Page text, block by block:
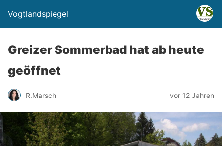
Vogtlandspiegel
Greizer Sommerbad hat ab heute
geöffnet
R.Marsch vor 12 Jahren